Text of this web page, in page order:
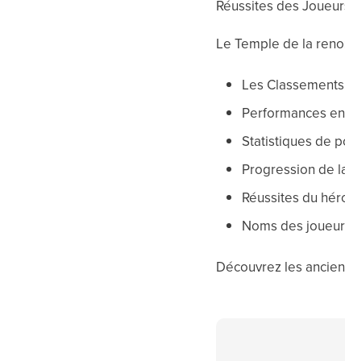
Réussites des
Le Temple de la
Les
Performances
Statistiques de
Progression de
Réussites du
Noms des
Découvrez les